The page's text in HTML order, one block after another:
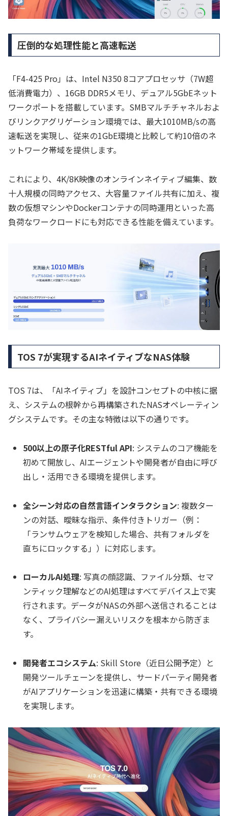
圧倒的な処理性能と高速転送
「F4-425 Pro」は、Intel N350 8コアプロセッサ（7W超
低消費電力）、16GB DDR5メモリ、デュアル5GbEネット
ワークポートを搭載しています。SMBマルチチャネルおよ
びリンクアグリゲーション環境では、最大1010MB/sの高
速転送を実現し、従来の1GbE環境と比較して約10倍のネ
ットワーク帯域を提供します。
これにより、4K/8K映像のオンラインネイティブ編集、数
十人規模の同時アクセス、大容量ファイル共有に加え、複
数の仮想マシンやDockerコンテナの同時運用といった高
負荷なワークロードにも対応できる性能を備えています。
TOS 7が実現するAIネイティブなNAS体験
TOS 7は、「AIネイティブ」を設計コンセプトの中核に据
え、システムの根幹から再構築されたNASオペレーティン
グシステムです。その主な特徴は以下の通りです。
500以上の原子化RESTful API: システムのコア機能を
初めて開放し、AIエージェントや開発者が自由に呼び
出し・活用できる環境を提供します。
全シーン対応の自然言語インタラクション: 複数ター
ンの対話、曖昧な指示、条件付きトリガー（例：
「ランサムウェアを検知した場合、共有フォルダを
直ちにロックする」）に対応します。
ローカルAI処理: 写真の顔認識、ファイル分類、セマ
ンティック理解などのAI処理はすべてデバイス上で実
行されます。データがNASの外部へ送信されることは
なく、プライバシー漏えいリスクを根本から防ぎま
す。
開発者エコシステム: Skill Store（近日公開予定）と
開発ツールチェーンを提供し、サードパーティ開発者
がAIアプリケーションを迅速に構築・共有できる環境
を実現します。